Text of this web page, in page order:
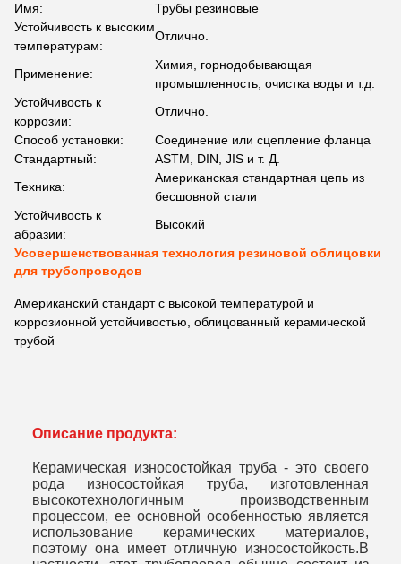
Имя:
Трубы резиновые
Устойчивость к высоким
температурам:
Отлично.
Применение:
Химия, горнодобывающая
промышленность, очистка воды и т.д.
Устойчивость к
коррозии:
Отлично.
Способ установки:
Соединение или сцепление фланца
Стандартный:
ASTM, DIN, JIS и т. Д.
Техника:
Американская стандартная цепь из
бесшовной стали
Устойчивость к
абразии:
Высокий
Усовершенствованная технология резиновой облицовки
для трубопроводов
Американский стандарт с высокой температурой и
коррозионной устойчивостью, облицованный керамической
трубой
Описание продукта:
Керамическая износостойкая труба - это своего
рода износостойкая труба, изготовленная
высокотехнологичным производственным
процессом, ее основной особенностью является
использование керамических материалов,
поэтому она имеет отличную износостойкость.В